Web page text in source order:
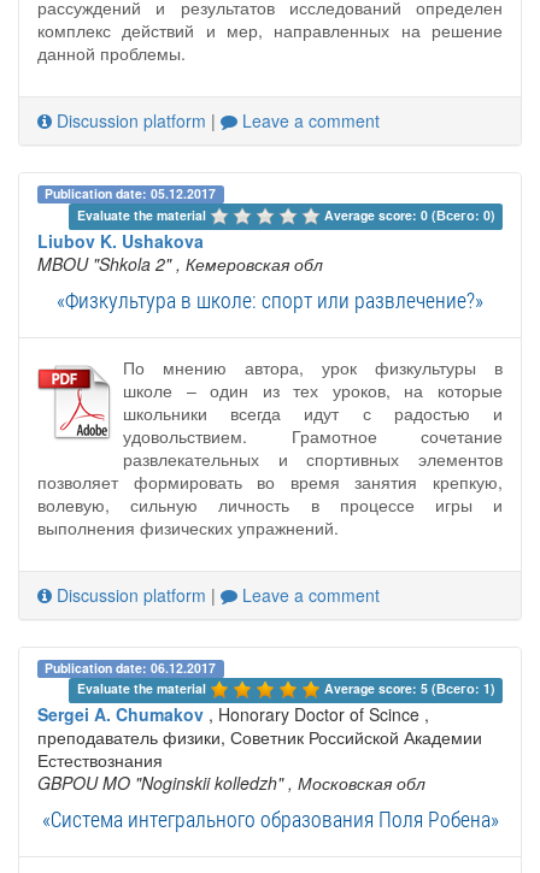
рассуждений и результатов исследований определен
комплекс действий и мер, направленных на решение
данной проблемы.
Discussion platform | Leave a comment
Publication date: 05.12.2017
Evaluate the material
Average score: 0 (Всего: 0)
Liubov K. Ushakova
MBOU "Shkola 2" , Кемеровская обл
«Физкультура в школе: спорт или развлечение?»
По мнению автора, урок физкультуры в
школе – один из тех уроков, на которые
школьники всегда идут с радостью и
удовольствием. Грамотное сочетание
развлекательных и спортивных элементов
позволяет формировать во время занятия крепкую,
волевую, сильную личность в процессе игры и
выполнения физических упражнений.
Discussion platform | Leave a comment
Publication date: 06.12.2017
Evaluate the material
Average score: 5 (Всего: 1)
Sergei A. Chumakov , Honorary Doctor of Scince ,
преподаватель физики, Советник Российской Академии
Естествознания
GBPOU MO "Noginskii kolledzh" , Московская обл
«Система интегрального образования Поля Робена»